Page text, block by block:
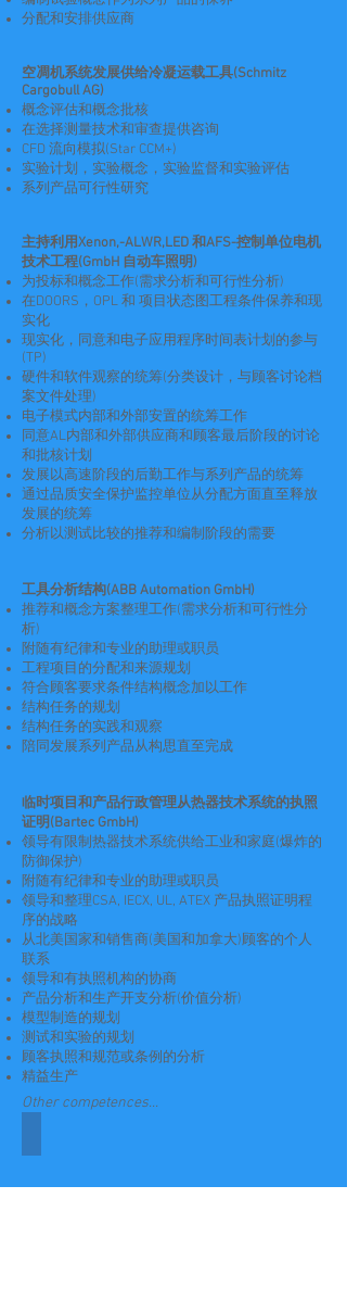
分配和安排供应商
空凋机系统发展供给冷凝运载工具(Schmitz
Cargobull AG)
概念评估和概念批核
在选择测量技术和审查提供咨询
CFD 流向模拟(Star CCM+)
实验计划，实验概念，实验监督和实验评估
系列产品可行性研究
主持利用Xenon,-ALWR,LED 和AFS-控制单位电机
技术工程(GmbH 自动车照明)
为投标和概念工作(需求分析和可行性分析)
在DOORS，OPL 和 项目状态图工程条件保养和现
实化
现实化，同意和电子应用程序时间表计划的参与
(TP)
硬件和软件观察的统筹(分类设计，与顾客讨论档
案文件处理)
电子模式内部和外部安置的统筹工作
同意AL内部和外部供应商和顾客最后阶段的讨论
和批核计划
发展以高速阶段的后勤工作与系列产品的统筹
通过品质安全保护监控单位从分配方面直至释放
发展的统筹
分析以测试比较的推荐和编制阶段的需要
工具分析结构(ABB Automation GmbH)
推荐和概念方案整理工作(需求分析和可行性分
析)
附随有纪律和专业的助理或职员
工程项目的分配和来源规划
符合顾客要求条件结构概念加以工作
结构任务的规划
结构任务的实践和观察
陪同发展系列产品从构思直至完成
临时项目和产品行政管理从热器技术系统的执照
证明(Bartec GmbH)
领导有限制热器技术系统供给工业和家庭(爆炸的
防御保护)
附随有纪律和专业的助理或职员
领导和整理CSA, IECX, UL, ATEX 产品执照证明程
序的战略
从北美国家和销售商(美国和加拿大)顾客的个人
联系
领导和有执照机构的协商
产品分析和生产开支分析(价值分析)
模型制造的规划
测试和实验的规划
顾客执照和规范或条例的分析
精益生产
Other competences...